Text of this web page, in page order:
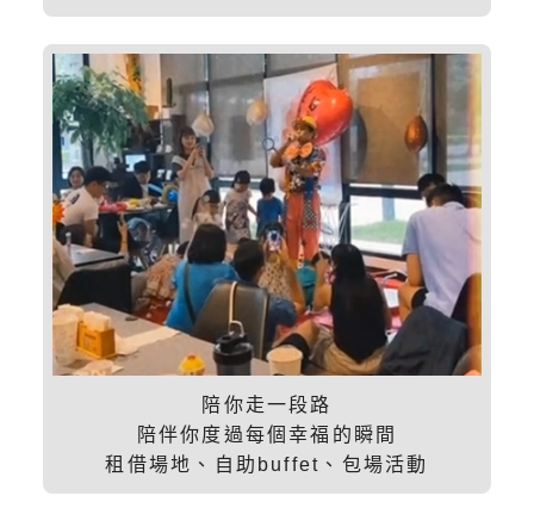
陪你走一段路
陪伴你度過每個幸福的瞬間
租借場地、自助buffet、包場活動